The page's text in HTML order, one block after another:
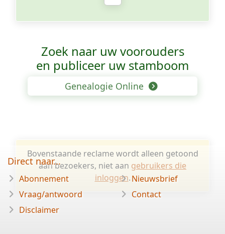
Zoek naar uw voorouders
en publiceer uw stamboom
Genealogie Online
Bovenstaande reclame wordt alleen getoond
aan bezoekers, niet aan gebruikers die
inloggen.
Direct naar...
Abonnement
Vraag/antwoord
Disclaimer
Nieuwsbrief
Contact